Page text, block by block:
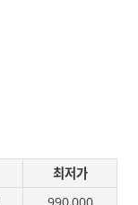
최저가